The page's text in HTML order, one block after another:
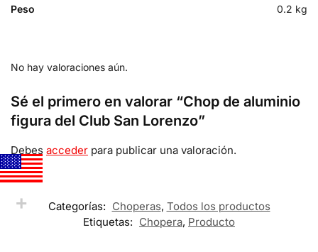
Peso 0.2 kg
No hay valoraciones aún.
Sé el primero en valorar “Chop de aluminio
figura del Club San Lorenzo”
Debes acceder para publicar una valoración.
Categorías: Choperas, Todos los productos
Etiquetas: Chopera, Producto